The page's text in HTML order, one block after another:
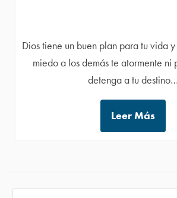
Dios tiene un buen plan para tu vida
miedo a los demás te atormente ni
detenga a tu destino…
Leer Más